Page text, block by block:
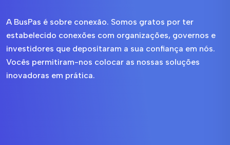
A BusPas é sobre conexão. Somos gratos por ter
estabelecido conexões com organizações, governos e
investidores que depositaram a sua confiança em nós.
Vocês permitiram-nos colocar as nossas soluções
inovadoras em prática.